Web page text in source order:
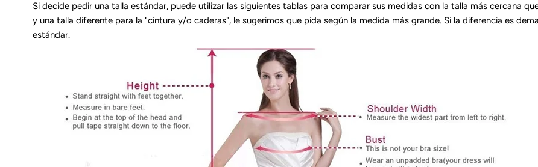
Si decide pedir una talla estándar, puede utilizar las siguientes tablas para comparar sus medidas con la talla más cercana
y una talla diferente para la "cintura y/o caderas", le sugerimos que pida según la medida más grande. Si la diferencia es
estándar.